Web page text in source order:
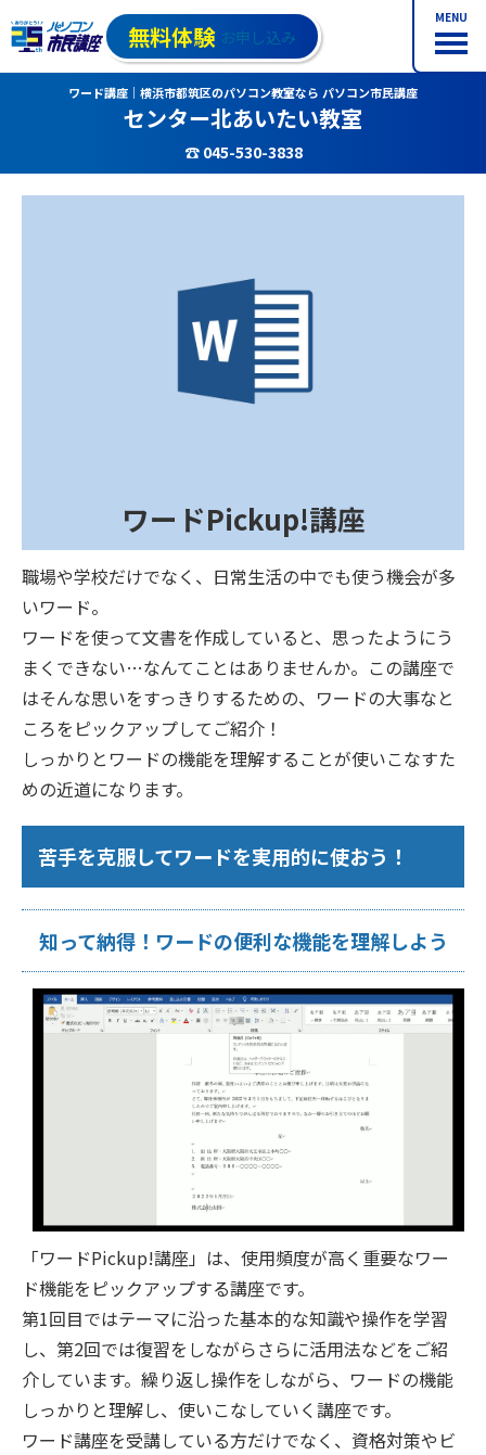
MENU
無料体験 お申し込み
ワード講座｜横浜市都筑区のパソコン教室なら パソコン市民講座
センター北あいたい教室
☎ 045-530-3838
ワードPickup!講座
職場や学校だけでなく、日常生活の中でも使う機会が多
いワード。
ワードを使って文書を作成していると、思ったようにう
まくできない…なんてことはありませんか。この講座で
はそんな思いをすっきりするための、ワードの大事なと
ころをピックアップしてご紹介！
しっかりとワードの機能を理解することが使いこなすた
めの近道になります。
苦手を克服してワードを実用的に使おう！
知って納得！ワードの便利な機能を理解しよう
「ワードPickup!講座」は、使用頻度が高く重要なワー
ド機能をピックアップする講座です。
第1回目ではテーマに沿った基本的な知識や操作を学習
し、第2回では復習をしながらさらに活用法などをご紹
介しています。繰り返し操作をしながら、ワードの機能
しっかりと理解し、使いこなしていく講座です。
ワード講座を受講している方だけでなく、資格対策やビ